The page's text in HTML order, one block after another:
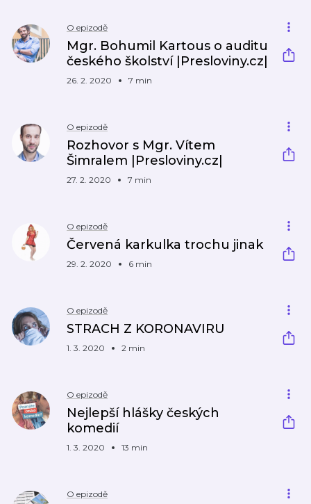
O epizodě
Mgr. Bohumil Kartous o auditu
českého školství |Presloviny.cz|
26. 2. 2020 7 min
O epizodě
Rozhovor s Mgr. Vítem
Šimralem |Presloviny.cz|
27. 2. 2020 7 min
O epizodě
Červená karkulka trochu jinak
29. 2. 2020 6 min
O epizodě
STRACH Z KORONAVIRU
1. 3. 2020 2 min
O epizodě
Nejlepší hlášky českých
komedií
1. 3. 2020 13 min
O epizodě